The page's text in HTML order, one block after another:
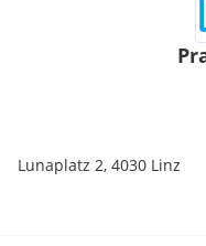
Lunaplatz 2, 4030 Linz